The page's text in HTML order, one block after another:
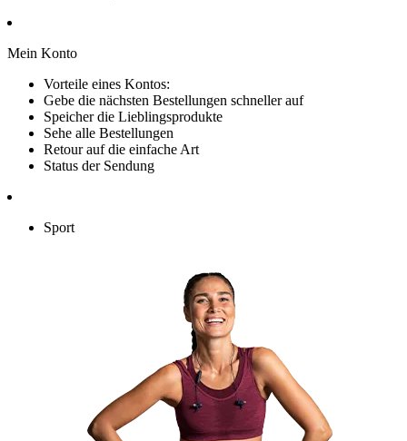
Mein Konto
Vorteile eines Kontos:
Gebe die nächsten Bestellungen schneller auf
Speicher die Lieblingsprodukte
Sehe alle Bestellungen
Retour auf die einfache Art
Status der Sendung
Sport